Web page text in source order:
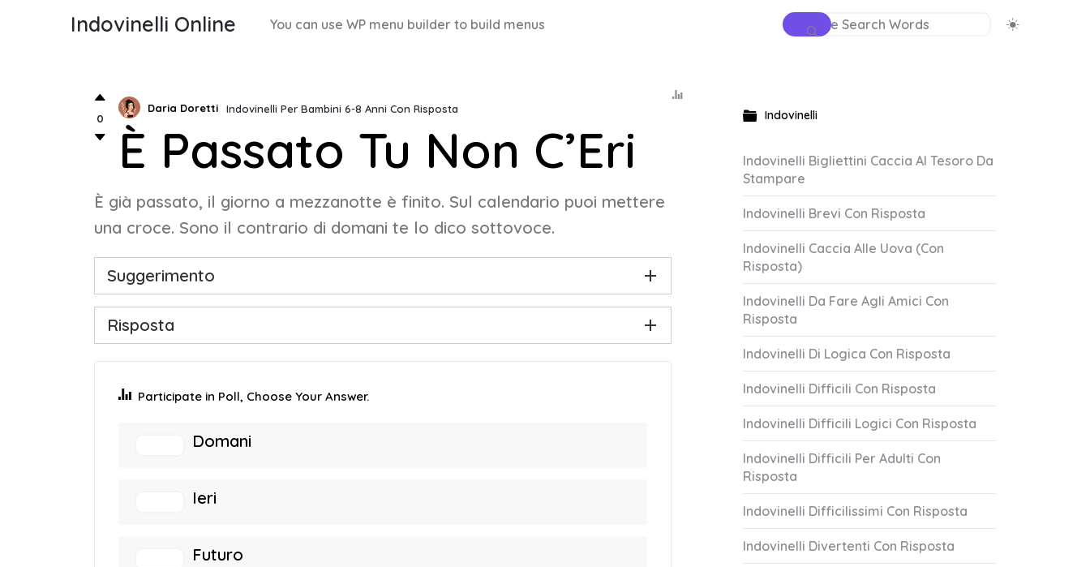
Indovinelli Online You can use WP menu builder to build menus
0
Daria Doretti Indovinelli Per Bambini 6-8 Anni Con Risposta
È Passato Tu Non C’Eri
È già passato, il giorno a mezzanotte è finito. Sul calendario puoi mettere
una croce. Sono il contrario di domani te lo dico sottovoce.
Suggerimento
Risposta
Participate in Poll, Choose Your Answer.
Domani
Ieri
Futuro
Indovinelli
Indovinelli Bigliettini Caccia Al Tesoro Da
Stampare
Indovinelli Brevi Con Risposta
Indovinelli Caccia Alle Uova (Con
Risposta)
Indovinelli Da Fare Agli Amici Con
Risposta
Indovinelli Di Logica Con Risposta
Indovinelli Difficili Con Risposta
Indovinelli Difficili Logici Con Risposta
Indovinelli Difficili Per Adulti Con
Risposta
Indovinelli Difficilissimi Con Risposta
Indovinelli Divertenti Con Risposta